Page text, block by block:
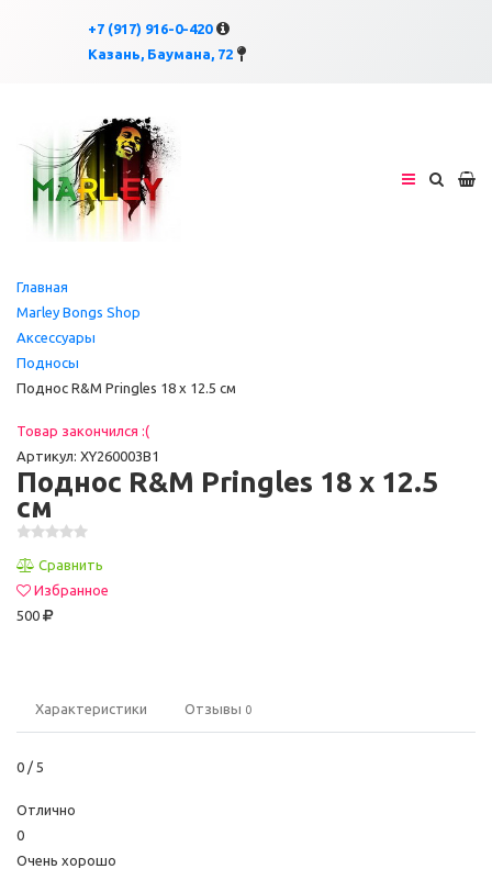
+7 (917) 916-0-420
Казань, Баумана, 72×
Главная
Marley Bongs Shop
Аксессуары
Подносы
Поднос R&M Pringles 18 x 12.5 см
Товар закончился :(
Артикул: XY260003B1
Поднос R&M Pringles 18 x 12.5
см
Сравнить
Избранное
500
Характеристики Отзывы 0
0 / 5
Отлично
0
Очень хорошо